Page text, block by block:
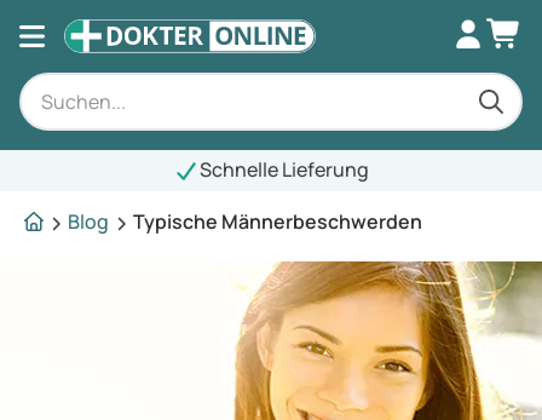
Schnelle Lieferung
Blog
Typische Männerbeschwerden